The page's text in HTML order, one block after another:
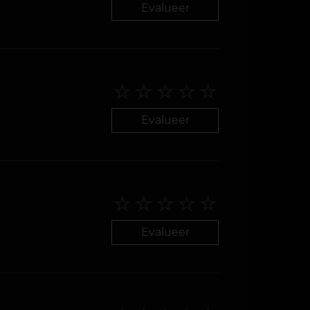
Evalueer
Evalueer
Evalueer